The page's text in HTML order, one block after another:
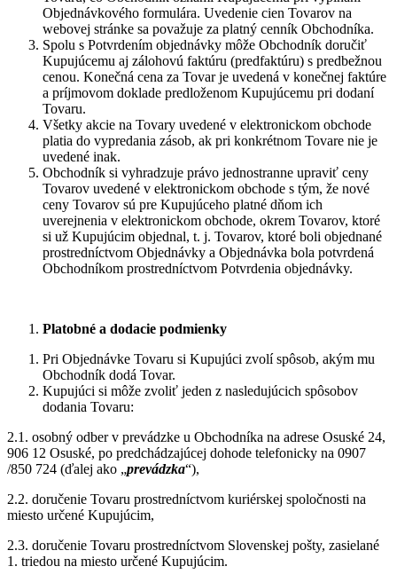
Objednávkového formulára. Uvedenie cien Tovarov na
webovej stránke sa považuje za platný cenník Obchodníka.
Spolu s Potvrdením objednávky môže Obchodník doručiť
Kupujúcemu aj zálohovú faktúru (predfaktúru) s predbežnou
cenou. Konečná cena za Tovar je uvedená v konečnej faktúre
a príjmovom doklade predloženom Kupujúcemu pri dodaní
Tovaru.
Všetky akcie na Tovary uvedené v elektronickom obchode
platia do vypredania zásob, ak pri konkrétnom Tovare nie je
uvedené inak.
Obchodník si vyhradzuje právo jednostranne upraviť ceny
Tovarov uvedené v elektronickom obchode s tým, že nové
ceny Tovarov sú pre Kupujúceho platné dňom ich
uverejnenia v elektronickom obchode, okrem Tovarov, ktoré
si už Kupujúcim objednal, t. j. Tovarov, ktoré boli objednané
prostredníctvom Objednávky a Objednávka bola potvrdená
Obchodníkom prostredníctvom Potvrdenia objednávky.
Platobné a dodacie podmienky
Pri Objednávke Tovaru si Kupujúci zvolí spôsob, akým mu
Obchodník dodá Tovar.
Kupujúci si môže zvoliť jeden z nasledujúcich spôsobov
dodania Tovaru:
2.1. osobný odber v prevádzke u Obchodníka na adrese Osuské 24,
906 12 Osuské, po predchádzajúcej dohode telefonicky na 0907
/850 724 (ďalej ako „prevádzka“),
2.2. doručenie Tovaru prostredníctvom kuriérskej spoločnosti na
miesto určené Kupujúcim,
2.3. doručenie Tovaru prostredníctvom Slovenskej pošty, zasielané
1. triedou na miesto určené Kupujúcim.